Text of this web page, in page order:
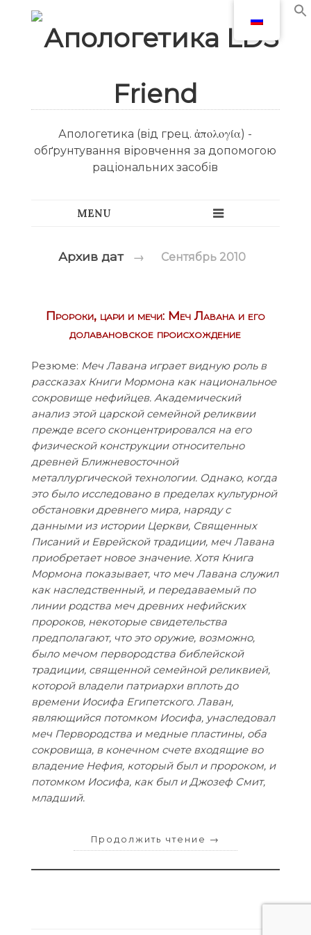
Апологетика (від грец. ἀπολογία) -
обґрунтування віровчення за допомогою
раціональних засобів
Архив дат → Сентябрь 2010
Пророки, цари и мечи: Меч Лавана и его
долавановское происхождение
Резюме: Меч Лавана играет видную роль в
рассказах Книги Мормона как национальное
сокровище нефийцев. Академический
анализ этой царской семейной реликвии
прежде всего сконцентрировался на его
физической конструкции относительно
древней Ближневосточной
металлургической технологии. Однако, когда
это было исследовано в пределах культурной
обстановки древнего мира, наряду с
данными из истории Церкви, Священных
Писаний и Еврейской традиции, меч Лавана
приобретает новое значение. Хотя Книга
Мормона показывает, что меч Лавана служил
как наследственный, и передаваемый по
линии родства меч древних нефийских
пророков, некоторые свидетельства
предполагают, что это оружие, возможно,
было мечом первородства библейской
традиции, священной семейной реликвией,
которой владели патриархи вплоть до
времени Иосифа Египетского. Лаван,
являющийся потомком Иосифа, унаследовал
меч Первородства и медные пластины, оба
сокровища, в конечном счете входящие во
владение Нефия, который был и пророком, и
потомком Иосифа, как был и Джозеф Смит,
младший.
Продолжить чтение →